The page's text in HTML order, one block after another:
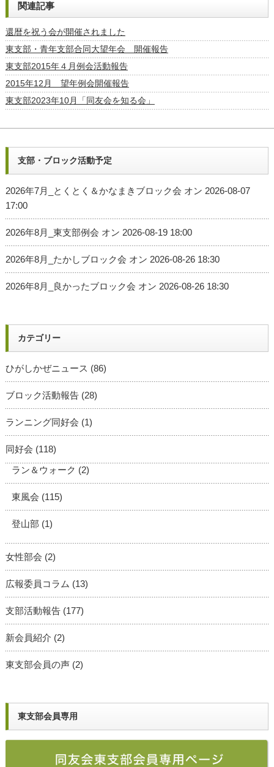
関連記事
還暦を祝う会が開催されました
東支部・青年支部合同大望年会 開催報告
東支部2015年４月例会活動報告
2015年12月 望年例会開催報告
東支部2023年10月「同友会を知る会」
支部・ブロック活動予定
2026年7月_とくとく＆かなまきブロック会 オン 2026-08-07
17:00
2026年8月_東支部例会 オン 2026-08-19 18:00
2026年8月_たかしブロック会 オン 2026-08-26 18:30
2026年8月_良かったブロック会 オン 2026-08-26 18:30
カテゴリー
ひがしかぜニュース (86)
ブロック活動報告(28)
ランニング同好会 (1)
同好会 (118)
ラン＆ウォーク (2)
東風会 (115)
登山部 (1)
女性部会 (2)
広報委員コラム (13)
支部活動報告(177)
新会員紹介 (2)
東支部会員の声(2)
東支部会員専用